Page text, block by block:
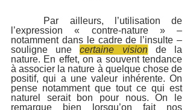
l’expression « contre-nature » –
notamment dans le cadre de l’insulte –
souligne une certaine vision de la
nature. En effet, on a souvent tendance
à associer la nature à quelque chose de
positif, qui a une valeur inhérente. On
pense notamment que tout ce qui est
naturel serait bon pour nous. On le
remarque bien lorsqu’on fait nos